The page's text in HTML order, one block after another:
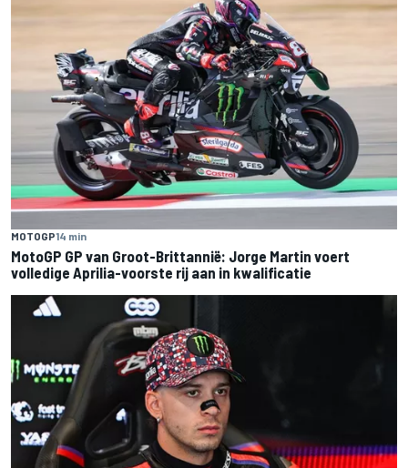
MOTOGP14 min
MotoGP GP van Groot-Brittannië: Jorge Martin voert
volledige Aprilia-voorste rij aan in kwalificatie